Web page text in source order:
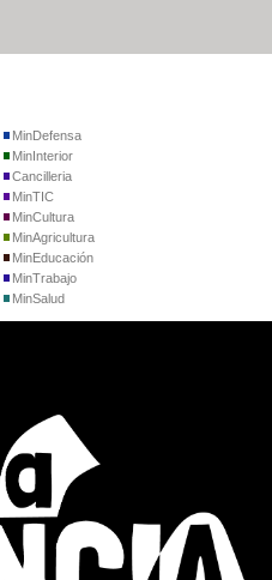
MinDefensa
MinInterior
Cancilleria
MinTIC
MinCultura
MinAgricultura
MinEducación
MinTrabajo
MinSalud